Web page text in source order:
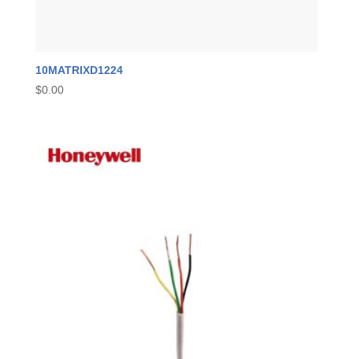
10MATRIXD1224
$0.00